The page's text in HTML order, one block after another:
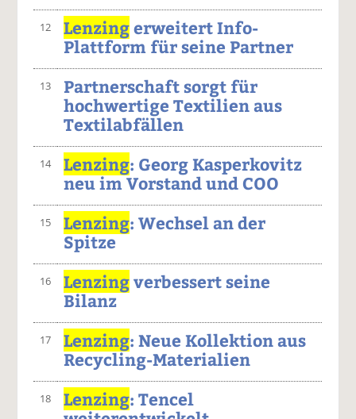
12 Lenzingerweitert Info-
Plattform für seine Partner
13
Partnerschaft sorgt für
hochwertige Textilien aus
Textilabfällen
14 Lenzing: Georg Kasperkovitz
neu im Vorstand und COO
15 Lenzing: Wechsel an der
Spitze
16 Lenzingverbessert seine
Bilanz
17 Lenzing: Neue Kollektion aus
Recycling-Materialien
18 Lenzing: Tencel